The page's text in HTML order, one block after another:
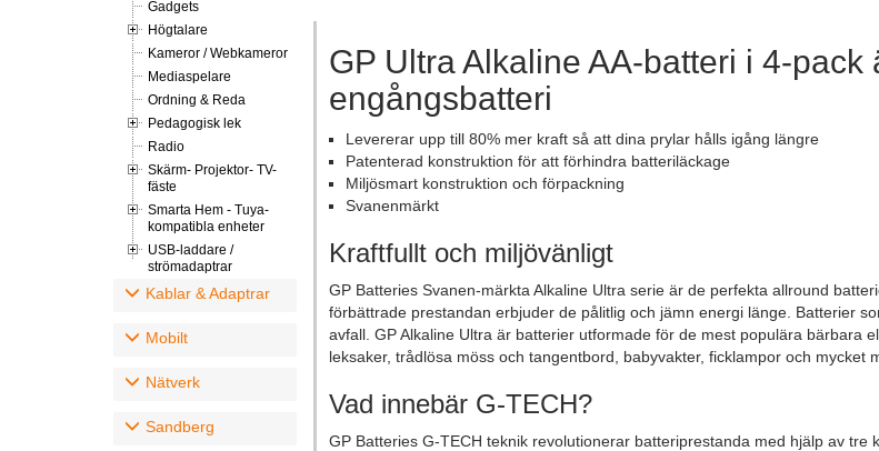
Gadgets
Högtalare
Kameror / Webkameror
Mediaspelare
Ordning & Reda
Pedagogisk lek
Radio
Skärm- Projektor- TV-
fäste
Smarta Hem - Tuya-
kompatibla enheter
USB-laddare /
strömadaptrar
Kablar & Adaptrar
Mobilt
Nätverk
Sandberg
GP Ultra Alkaline AA-batteri i 4-
engångsbatteri
Levererar upp till 80% mer kraft så att dina prylar hålls igång längre
Patenterad konstruktion för att förhindra batteriläckage
Miljösmart konstruktion och förpackning
Svanenmärkt
Kraftfullt och miljövänligt
GP Batteries Svanen-märkta Alkaline Ultra serie är de perfekta allround
förbättrade prestandan erbjuder de pålitlig och jämn energi länge. Batterier
avfall. GP Alkaline Ultra är batterier utformade för de mest populära bärbara
leksaker, trådlösa möss och tangentbord, babyvakter, ficklampor och mycket
Vad innebär G-TECH?
GP Batteries G-TECH teknik revolutionerar batteriprestanda med hjälp av tre